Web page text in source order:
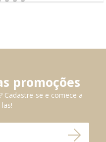
promoções
Cadastre-se e comece a